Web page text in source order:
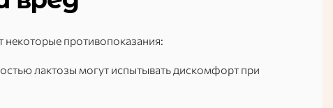
некоторые противопоказания:
лактозы могут испытывать дискомфорт при